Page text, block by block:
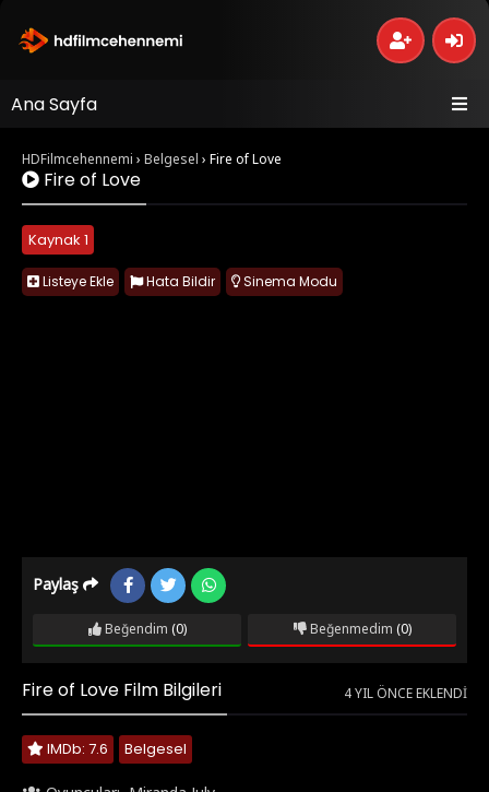
Ana Sayfa
HDFilmcehennemi › Belgesel › Fire of Love
Fire of Love
Kaynak 1
Listeye Ekle Hata Bildir Sinema Modu
Paylaş
Beğendim (0) Beğenmedim (0)
Fire of Love Film Bilgileri 4 YIL ÖNCE EKLENDI
IMDb: 7.6 Belgesel